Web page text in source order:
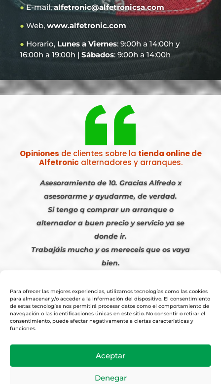
Para ofrecer las mejores experiencias, utilizamos tecnologías como las cookies
para almacenar y/o acceder a la información del dispositivo. El consentimiento
de estas tecnologías nos permitirá procesar datos como el comportamiento de
navegación o las identificaciones únicas en este sitio. No consentir o retirar el
consentimiento, puede afectar negativamente a ciertas características y
funciones.
Aceptar
Denegar
●E-mail,alfetronic@alfetronicsa.com
● Web, www.alfetronic.com
● Horario, Lunes a Viernes: 9:00h a 14:00h y
16:00h a 19:00h | Sábados: 9:00h a 14:00h
Opiniones de clientes sobre la tienda online de
Alfetronic alternadores y arranques.
Asesoramiento de 10. Gracias Alfredo x
asesorarme y ayudarme, de verdad.
Si tengo q comprar un arranque o
alternador a buen precio y servicio ya se
donde ir.
Trabajáis mucho y os mereceis que os vaya
bien.
Condiciones Venta Online
Diseño y Posicionamiento Web,Agencia web-espana.es